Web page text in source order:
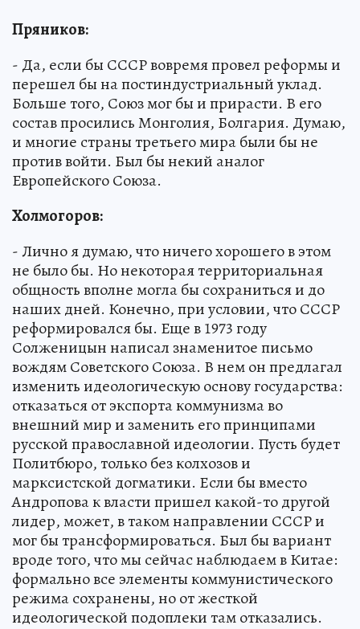
Пряников:
- Да, если бы СССР вовремя провел реформы и
перешел бы на постиндустриальный уклад.
Больше того, Союз мог бы и прирасти. В его
состав просились Монголия, Болгария. Думаю,
и многие страны третьего мира были бы не
против войти. Был бы некий аналог
Европейского Союза.
Холмогоров:
- Лично я думаю, что ничего хорошего в этом
не было бы. Но некоторая территориальная
общность вполне могла бы сохраниться и до
наших дней. Конечно, при условии, что СССР
реформировался бы. Еще в 1973 году
Солженицын написал знаменитое письмо
вождям Советского Союза. В нем он предлагал
изменить идеологическую основу государства:
отказаться от экспорта коммунизма во
внешний мир и заменить его принципами
русской православной идеологии. Пусть будет
Политбюро, только без колхозов и
марксистской догматики. Если бы вместо
Андропова к власти пришел какой-то другой
лидер, может, в таком направлении СССР и
мог бы трансформироваться. Был бы вариант
вроде того, что мы сейчас наблюдаем в Китае:
формально все элементы коммунистического
режима сохранены, но от жесткой
идеологической подоплеки там отказались.